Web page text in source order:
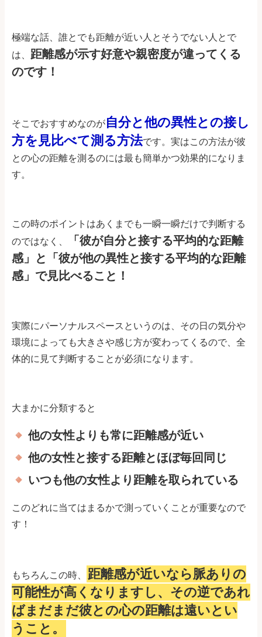
極端な話、誰とでも距離が近い人とそうでない人とで
は、 距離感が示す好意や親密度が違ってくる
のです！
そこでおすすめなのが自分と他の異性との接し
方を見比べて測る方法です。実はこの方法が彼
との心の距離を測るのには最も簡単かつ効果的になりま
す。
この時のポイントはあくまでも一瞬一瞬だけで判断する
のではなく、
「彼が自分と接する平均的な距離
感」と「彼が他の異性と接する平均的な距離
感」で見比べること！
実際にパーソナルスペースというのは、その日の気分や
環境によっても大きさや感じ方が変わってくるので、全
体的に見て判断することが必須になります。
大まかに分類すると
他の女性よりも常に距離感が近い
他の女性と接する距離とほぼ毎回同じ
いつも他の女性より距離を取られている
このどれに当てはまるかで測っていくことが重要なので
す！
もちろんこの時、
距離感が近いなら脈ありの
可能性が高くなりますし、その逆であれ
ばまだまだ彼との心の距離は遠いとい
うこと。